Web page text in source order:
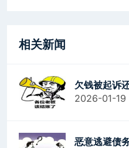
相关新闻
欠钱被起诉
2026-01-19
恶意逃避债